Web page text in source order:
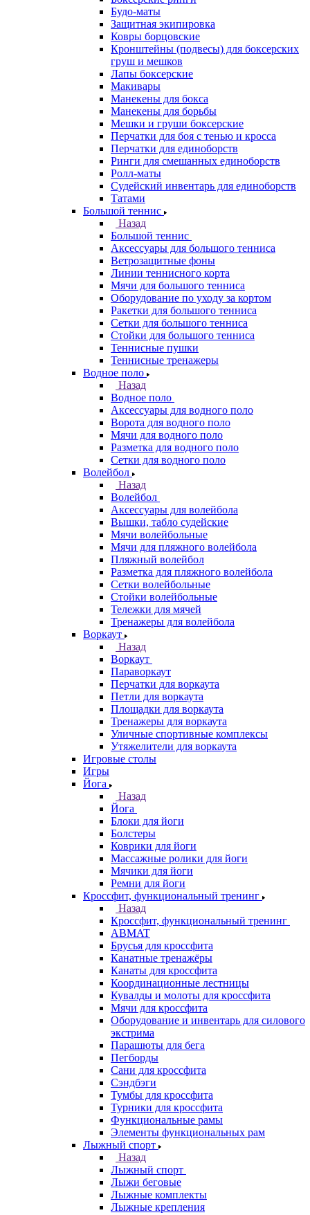
Будо-маты
Защитная экипировка
Ковры борцовские
Кронштейны (подвесы) для боксерских
груш и мешков
Лапы боксерские
Макивары
Манекены для бокса
Манекены для борьбы
Мешки и груши боксерские
Перчатки для боя с тенью и кросса
Перчатки для единоборств
Ринги для смешанных единоборств
Ролл-маты
Судейский инвентарь для единоборств
Татами
Большой теннис
Назад
Большой теннис
Аксессуары для большого тенниса
Ветрозащитные фоны
Линии теннисного корта
Мячи для большого тенниса
Оборудование по уходу за кортом
Ракетки для большого тенниса
Сетки для большого тенниса
Стойки для большого тенниса
Теннисные пушки
Теннисные тренажеры
Водное поло
Назад
Водное поло
Аксессуары для водного поло
Ворота для водного поло
Мячи для водного поло
Разметка для водного поло
Сетки для водного поло
Волейбол
Назад
Волейбол
Аксессуары для волейбола
Вышки, табло судейские
Мячи волейбольные
Мячи для пляжного волейбола
Пляжный волейбол
Разметка для пляжного волейбола
Сетки волейбольные
Стойки волейбольные
Тележки для мячей
Тренажеры для волейбола
Воркаут
Назад
Воркаут
Параворкаут
Перчатки для воркаута
Петли для воркаута
Площадки для воркаута
Тренажеры для воркаута
Уличные спортивные комплексы
Утяжелители для воркаута
Игровые столы
Игры
Йога
Назад
Йога
Блоки для йоги
Болстеры
Коврики для йоги
Массажные ролики для йоги
Мячики для йоги
Ремни для йоги
Кроссфит, функциональный тренинг
Назад
Кроссфит, функциональный тренинг
ABMAT
Брусья для кроссфита
Канатные тренажёры
Канаты для кроссфита
Координационные лестницы
Кувалды и молоты для кроссфита
Мячи для кроссфита
Оборудование и инвентарь для силового
экстрима
Парашюты для бега
Пегборды
Сани для кроссфита
Сэндбэги
Тумбы для кроссфита
Турники для кроссфита
Функциональные рамы
Элементы функциональных рам
Лыжный спорт
Назад
Лыжный спорт
Лыжи беговые
Лыжные комплекты
Лыжные крепления